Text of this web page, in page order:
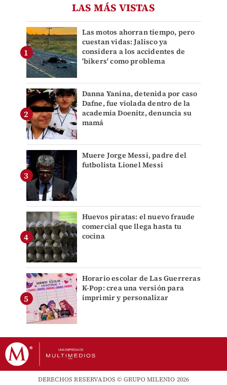
LAS MÁS VISTAS
Las motos ahorran tiempo, pero
cuestan vidas: Jalisco ya
considera a los accidentes de
'bikers' como problema
Danna Yanina, detenida por caso
Dafne, fue violada dentro de la
academia Doenitz, denuncia su
mamá
Muere Jorge Messi, padre del
futbolista Lionel Messi
Huevos piratas: el nuevo fraude
comercial que llega hasta tu
cocina
Horario escolar de Las Guerreras
K-Pop: crea una versión para
imprimir y personalizar
DERECHOS RESERVADOS © GRUPO MILENIO 2026